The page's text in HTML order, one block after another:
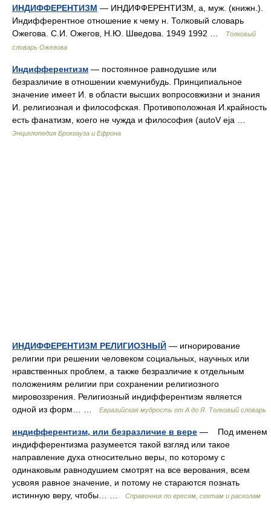
ИНДИФФЕРЕНТИЗМ — ИНДИФФЕРЕНТИЗМ, а, муж. (книжн.).
Индифферентное отношение к чему н. Толковый словарь
Ожегова. С.И. Ожегов, Н.Ю. Шведова. 1949 1992 …
Толковый
словарь Ожегова
Индифферентизм — постоянное равнодушие или
безразличие в отношении кчемунибудь. Принципиальное
значение имеет И. в области высших вопросовжизни и знания
И. религиозная и философская. Противоположная И.крайность
есть фанатизм, коего не чужда и философия (autoV eja …
Энциклопедия Брокгауза и Ефрона
ИНДИФФЕРЕНТИЗМ РЕЛИГИОЗНЫЙ — игнорирование
религии при решении человеком социальных, научных или
нравственных проблем, а также безразличие к отдельным
положениям религии при сохранении религиозного
мировоззрения. Религиозный индифферентизм является
одной из форм… …
Евразийская мудрость от А до Я. Толковый словарь
индифферентизм, или безразличие в вере — Под именем
индифферентизма разумеется такой взгляд или такое
направление духа относительно веры, по которому с
одинаковым равнодушием смотрят на все верования, всем
усвояя равное значение, и потому не стараются познать
истинную веру, чтобы… …
Справочник по ересям, сектам и расколам